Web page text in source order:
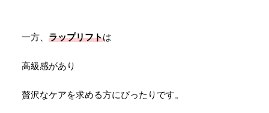
一方、 ラップリフトは
高級感があり
贅沢なケアを求める方にぴったりです。